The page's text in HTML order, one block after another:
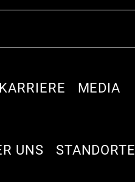
KARRIERE MEDIA
UNS STANDORTE